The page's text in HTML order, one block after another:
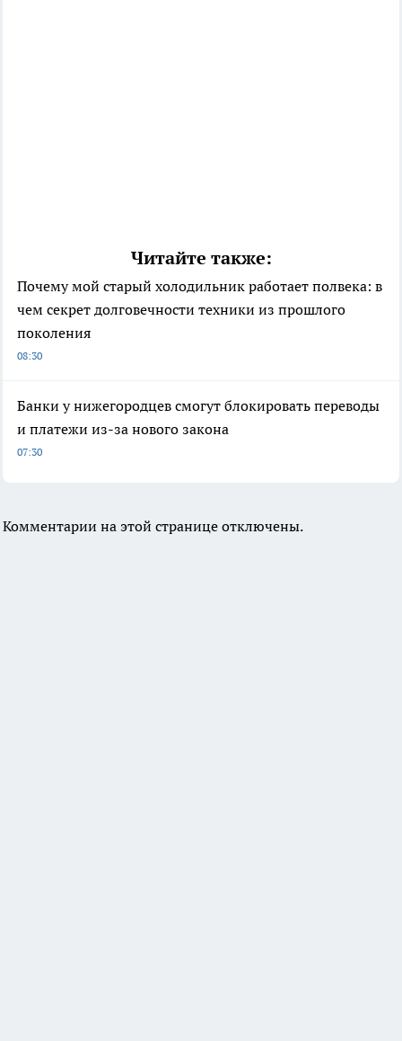
Читайте также:
Почему мой старый холодильник работает полвека: в
чем секрет долговечности техники из прошлого
поколения
08:30
Банки у нижегородцев смогут блокировать переводы
и платежи из-за нового закона
07:30
Комментарии на этой странице отключены.